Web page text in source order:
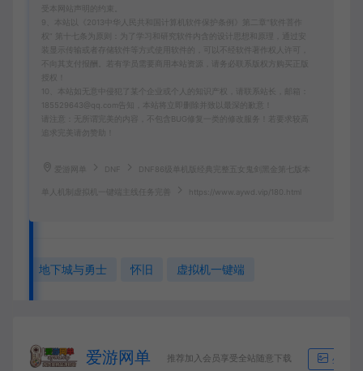
受本网站声明的约束。
9、本站以《2013中华人民共和国计算机软件保护条例》第二章"软件菩作
权” 第十七条为原则：为了学习和研究软件内含的设计思想和原理，通过安
装显示传输或者存储软件等方式使用软件的，可以不经软件著作权人许可，
不向其支付报酬。若有学员需要商用本站资源，请务必联系版权方购买正版
10、本站如无意中侵犯了某个企业或个人的知识产权，请联系站长，邮箱：
185529643@qq.com告知，本站将立即删除并致以最深的歉意！
请注意：无所谓完美的内容，不包含BUG修复一类的修改服务！若要求较高
追求完美请勿赞助！
爱游网单 DNF DNF86级单机版经典完整五女鬼剑黑金第七版本
单人机制虚拟机一键端主线任务完善 https://www.aywd.vip/180.html
地下城与勇士 怀旧 虚拟机一键端
爱游网单 推荐加入会员享受全站随意下载 生成海